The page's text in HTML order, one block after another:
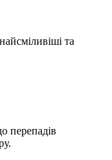
та
перепадів